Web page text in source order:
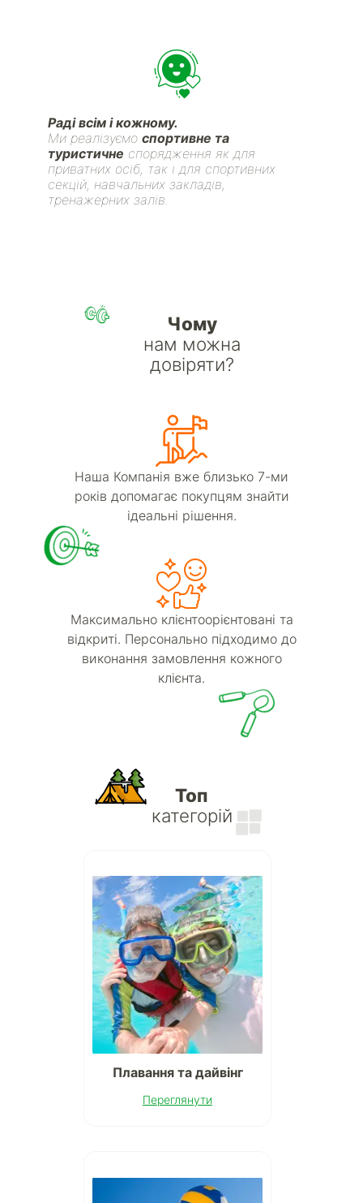
Раді всім і кожному.
Ми реалізуємо спортивне та
туристичне спорядження як для
приватних осіб, так і для спортивних
секцій, навчальних закладів,
тренажерних залів.
Чому
нам можна
довіряти?
Наша Компанія вже близько 7-ми
років допомагає покупцям знайти
ідеальні рішення.
Максимально клієнтоорієнтовані та
відкриті. Персонально підходимо до
виконання замовлення кожного
клієнта.
Топ
категорій
Плавання та дайвінг
Переглянути